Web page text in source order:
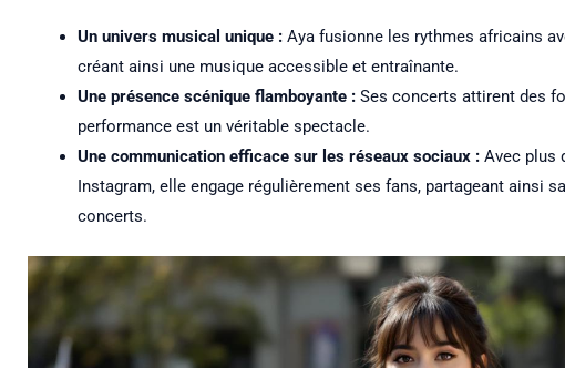
Un univers musical unique : Aya fusionne les rythmes africains
créant ainsi une musique accessible et entraînante.
Une présence scénique flamboyante : Ses concerts attirent des
performance est un véritable spectacle.
Une communication efficace sur les réseaux sociaux : Avec plus
Instagram, elle engage régulièrement ses fans, partageant ainsi
concerts.